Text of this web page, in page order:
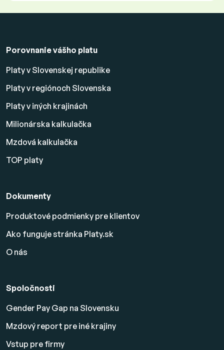
Porovnanie vášho platu
Platy v Slovenskej republike
Platy v regiónoch Slovenska
Platy v iných krajinách
Milionárska kalkulačka
Mzdová kalkulačka
TOP platy
Dokumenty
Produktové podmienky pre klientov
Ako funguje stránka Platy.sk
O nás
Spoločnosti
Gender Pay Gap na Slovensku
Mzdový report pre iné krajiny
Vstup pre firmy